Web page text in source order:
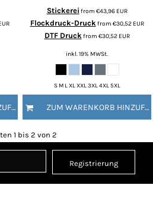
ZUM WARENKORB HINZUFÜGEN
Stickerei from €43,96 EUR
Flockdruck-Druckfrom €30,52 EUR
DTF Druckfrom €30,52 EUR
inkl. 19% MWSt.
S M L XL XXL 3XL 4XL 5XL
ZUM WARENKORB HINZUFÜGEN
1 bis 2 von 2
Registrierung